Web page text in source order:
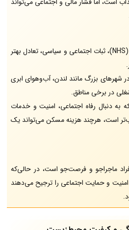
مزایا: خدمات درمانی همگانی (NHS)، ثبات اجتماعی و سیاسی، تعادل بهتر
شهرهای بزرگ مانند لندن، آب‌وهوای ابری
در برخی مناطق.
به دنبال رفاه اجتماعی، امنیت و خدمات
است، هرچند هزینه مسکن می‌تواند یک
افراد ماجراجو و فرصت‌جو است، در حالی‌که
و حمایت اجتماعی را ترجیح می‌دهند